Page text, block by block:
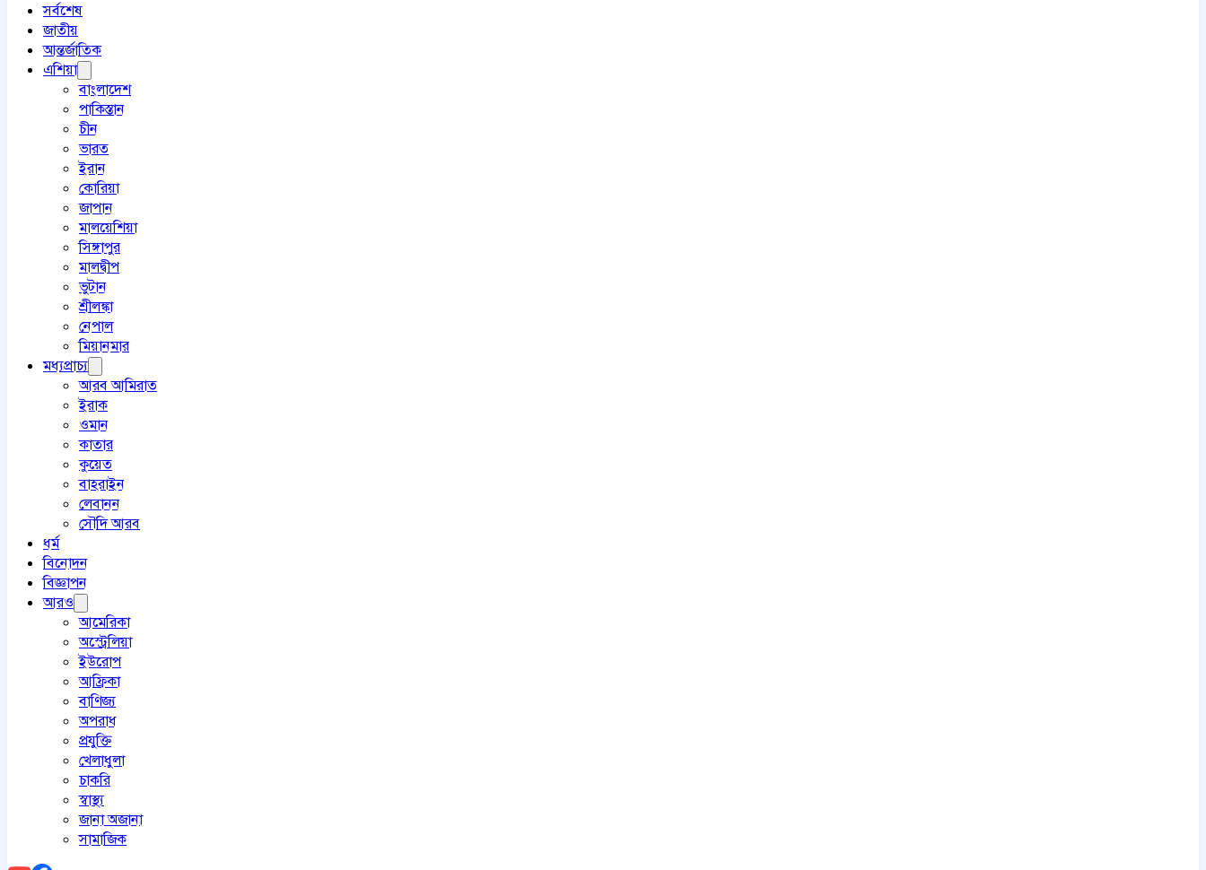
সর্বশেষ
জাতীয়
আন্তর্জাতিক
এশিয়া
বাংলাদেশ
পাকিস্তান
চীন
ভারত
ইরান
কোরিয়া
জাপান
মালয়েশিয়া
সিঙ্গাপুর
মালদ্বীপ
ভুটান
শ্রীলঙ্কা
নেপাল
মিয়ানমার
মধ্যপ্রাচ্য
আরব আমিরাত
ইরাক
ওমান
কাতার
কুয়েত
বাহরাইন
লেবানন
সৌদি আরব
ধর্ম
বিনোদন
বিজ্ঞাপন
আরও
আমেরিকা
অস্ট্রেলিয়া
ইউরোপ
আফ্রিকা
বাণিজ্য
অপরাধ
প্রযুক্তি
খেলাধুলা
চাকরি
স্বাস্থ্য
জানা অজানা
সামাজিক